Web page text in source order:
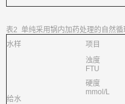
表2 单纯采用锅内加药处理的自然
水样
项目
给水
浊度
FTU
硬度
mmol/L